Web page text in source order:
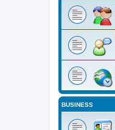
BUSINESS